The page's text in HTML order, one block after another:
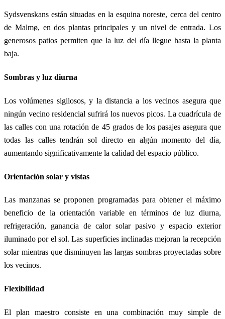
Sydsvenskans están situadas en la esquina noreste, cerca del centro
de Malmø, en dos plantas principales y un nivel de entrada. Los
generosos patios permiten que la luz del día llegue hasta la planta
baja.
Sombras y luz diurna
Los volúmenes sigilosos, y la distancia a los vecinos asegura que
ningún vecino residencial sufrirá los nuevos picos. La cuadrícula de
las calles con una rotación de 45 grados de los pasajes asegura que
todas las calles tendrán sol directo en algún momento del día,
aumentando significativamente la calidad del espacio público.
Orientación solar y vistas
Las manzanas se proponen programadas para obtener el máximo
beneficio de la orientación variable en términos de luz diurna,
refrigeración, ganancia de calor solar pasivo y espacio exterior
iluminado por el sol. Las superficies inclinadas mejoran la recepción
solar mientras que disminuyen las largas sombras proyectadas sobre
los vecinos.
Flexibilidad
El plan maestro consiste en una combinación muy simple de